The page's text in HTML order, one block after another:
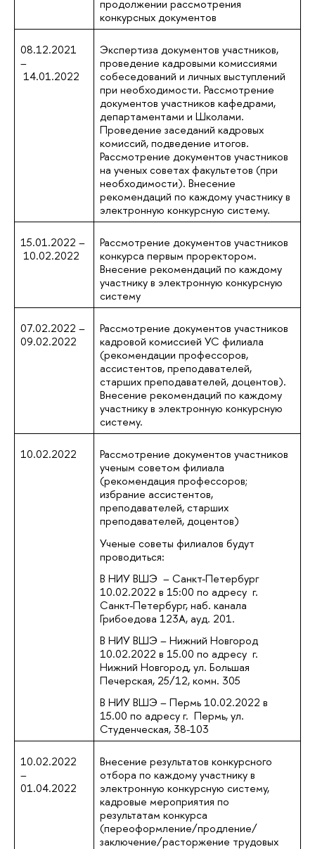
продолжении рассмотрения
конкурсных документов
08.12.2021
–
14.01.2022
Экспертиза документов участников,
проведение кадровыми комиссиями
собеседований и личных выступлений
при необходимости. Рассмотрение
документов участников кафедрами,
департаментами и Школами.
Проведение заседаний кадровых
комиссий, подведение итогов.
Рассмотрение документов участников
на ученых советах факультетов (при
необходимости). Внесение
рекомендаций по каждому участнику в
электронную конкурсную систему.
15.01.2022 –
10.02.2022
Рассмотрение документов участников
конкурса первым проректором.
Внесение рекомендаций по каждому
участнику в электронную конкурсную
систему
07.02.2022 –
09.02.2022
Рассмотрение документов участников
кадровой комиссией УС филиала
(рекомендации профессоров,
ассистентов, преподавателей,
старших преподавателей, доцентов).
Внесение рекомендаций по каждому
участнику в электронную конкурсную
систему.
10.02.2022
Рассмотрение документов участников
ученым советом филиала
(рекомендация профессоров;
избрание ассистентов,
преподавателей, старших
преподавателей, доцентов)
Ученые советы филиалов будут
проводиться:
В НИУ ВШЭ – Санкт-Петербург
10.02.2022 в 15:00 по адресу г.
Санкт-Петербург, наб. канала
Грибоедова 123А, ауд. 201.
В НИУ ВШЭ – Нижний Новгород
10.02.2022 в 15.00 по адресу г.
Нижний Новгород, ул. Большая
Печерская, 25/12, комн. 305
В НИУ ВШЭ – Пермь 10.02.2022 в
15.00 по адресу г. Пермь, ул.
Студенческая, 38-103
10.02.2022
–
01.04.2022
Внесение результатов конкурсного
отбора по каждому участнику в
электронную конкурсную систему,
кадровые мероприятия по
результатам конкурса
(переоформление/продление/
заключение/расторжение трудовых